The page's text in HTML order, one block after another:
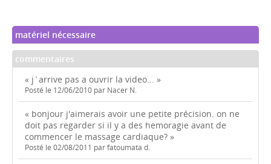
matériel nécessaire
commentaires
« j`arrive pas a ouvrir la video... »
Posté le 12/06/2010 par Nacer N.
« bonjour j'aimerais avoir une petite précision. on ne
doit pas regarder si il y a des hemoragie avant de
commencer le massage cardiaque? »
Posté le 02/08/2011 par fatoumata d.